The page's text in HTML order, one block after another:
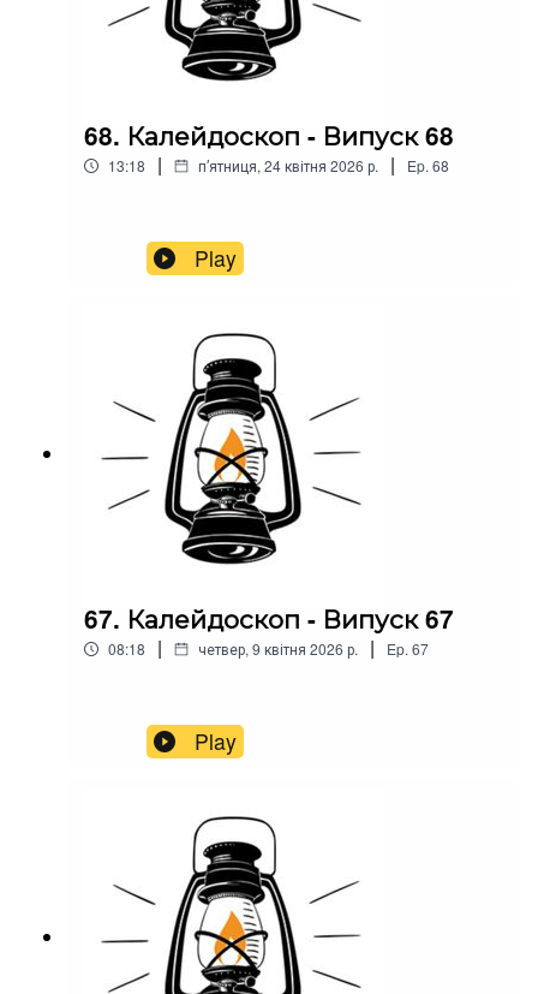
68. Калейдоскоп - Випуск 68
13:18 | пʼятниця, 24 квітня 2026 р. | Ep. 68
Play
67. Калейдоскоп - Випуск 67
08:18 | четвер, 9 квітня 2026 р. | Ep. 67
Play